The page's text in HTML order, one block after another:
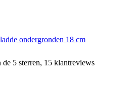
ondergronden 18 cm
5 sterren, 15 klantreviews